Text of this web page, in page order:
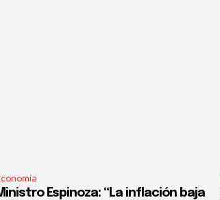
Espinoza: “La inflación baja